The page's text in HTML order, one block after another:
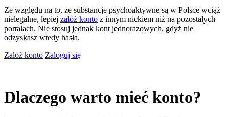
Ze względu na to, że substancje psychoaktywne są w Polsce wciąż
nielegalne, lepiej załóż konto z innym nickiem niż na pozostałych
portalach. Nie stosuj jednak kont jednorazowych, gdyż nie
odzyskasz wtedy hasła.
Załóż konto Zaloguj się
Dlaczego warto mieć konto?